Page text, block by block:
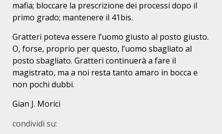
mafia; bloccare la prescrizione dei processi dopo il
primo grado; mantenere il 41bis.
Gratteri poteva essere l’uomo giusto al posto giusto.
O, forse, proprio per questo, l’uomo sbagliato al
posto sbagliato. Gratteri continuerà a fare il
magistrato, ma a noi resta tanto amaro in bocca e
non pochi dubbi.
Gian J. Morici
condividi su: